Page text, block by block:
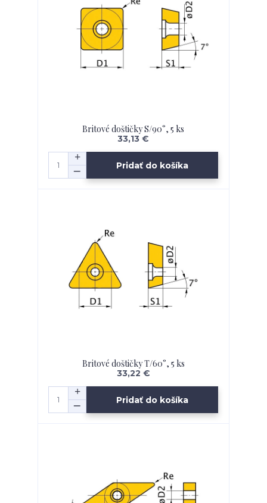
Britové doštičky S/90°, 5 ks
33,13 €
Pridať do košíka
Britové doštičky T/60°, 5 ks
33,22 €
Pridať do košíka